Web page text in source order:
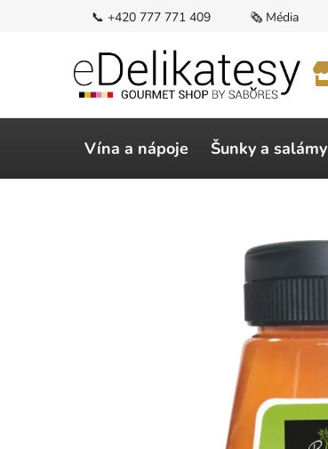
📞 +420 777 771 409 🗞️ Média
Vína a nápoje Šunky a salámy